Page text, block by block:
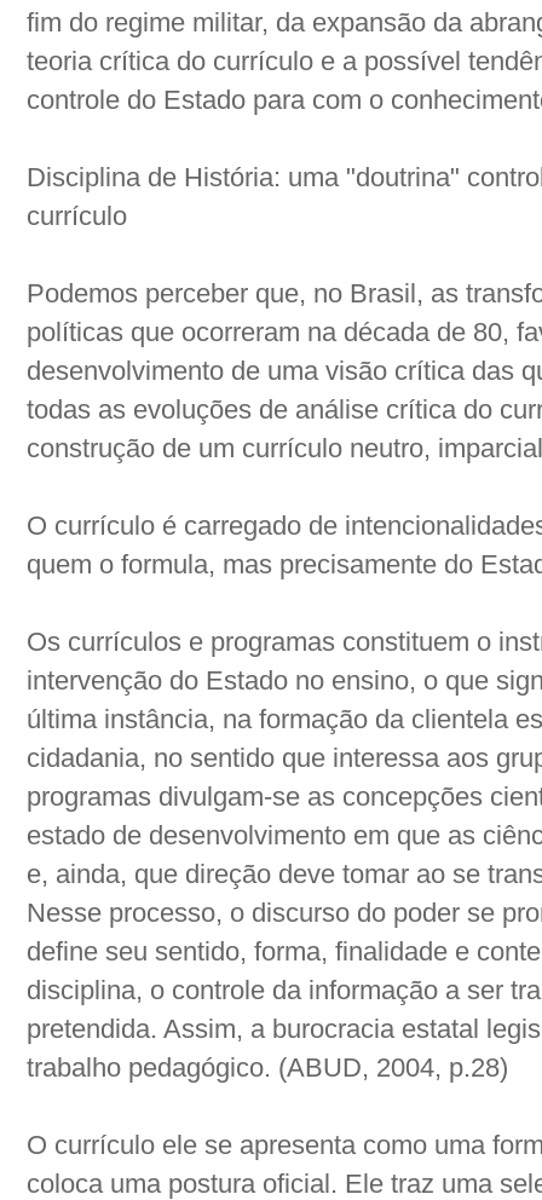
fim do regime militar, da expansão da
teoria crítica do currículo e a possível
controle do Estado para com o
Disciplina de História: uma "doutrina"
currículo
Podemos perceber que, no Brasil, as
políticas que ocorreram na década de 80,
desenvolvimento de uma visão crítica das
todas as evoluções de análise crítica do
construção de um currículo neutro,
O currículo é carregado de
quem o formula, mas precisamente do
Os currículos e programas constituem o
intervenção do Estado no ensino, o que
última instância, na formação da clientela
cidadania, no sentido que interessa aos
programas divulgam-se as concepções
estado de desenvolvimento em que as
e, ainda, que direção deve tomar ao se
Nesse processo, o discurso do poder se
define seu sentido, forma, finalidade e
disciplina, o controle da informação a ser
pretendida. Assim, a burocracia estatal
trabalho pedagógico. (ABUD, 2004, p.28)
O currículo ele se apresenta como uma
coloca uma postura oficial. Ele traz uma